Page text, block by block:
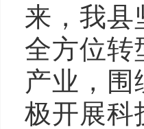
来，我县
全方位转
产业，围
极开展科